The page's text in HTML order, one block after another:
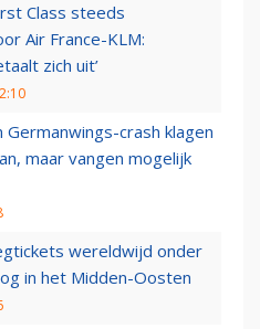
Class steeds
Air France-KLM:
zich uit’
Germanwings-crash klagen
maar vangen mogelijk
wereldwijd onder
in het Midden-Oosten